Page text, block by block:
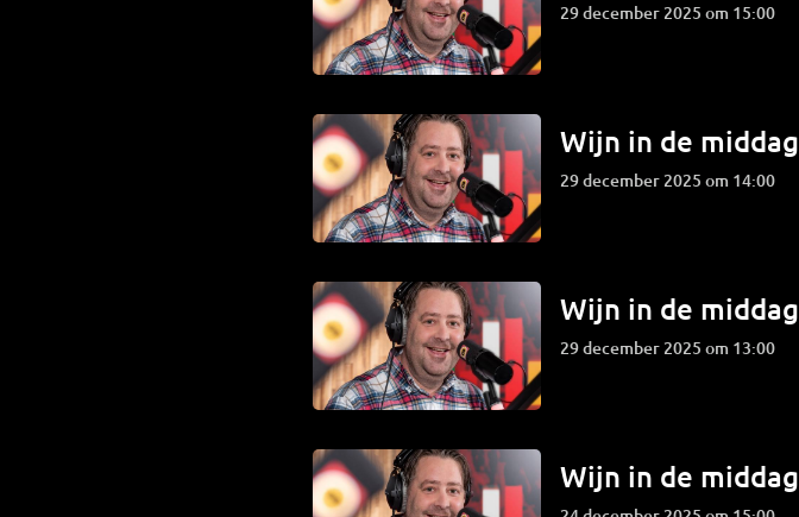
29 december 2025 om 15:00
Wijn in de middag
29 december 2025 om 14:00
Wijn in de middag
29 december 2025 om 13:00
Wijn in de middag